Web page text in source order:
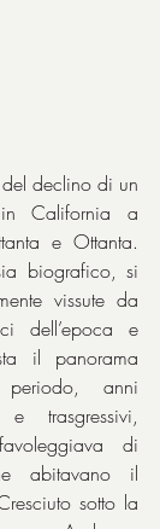
declino di un
California a
e Ottanta.
biografico, si
vissute da
dell’epoca e
il panorama
anni
e trasgressivi,
di
abitavano il
sotto la